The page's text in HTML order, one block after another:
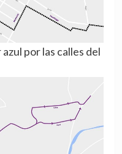
por las calles del